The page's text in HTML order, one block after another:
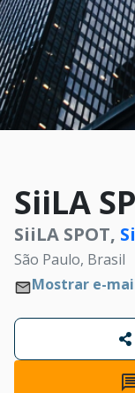
SiiLA
SiiLA SPOT,
São Paulo, Brasil
Mostrar e-